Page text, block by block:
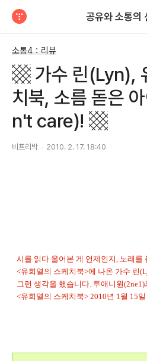
공유와 소통의
소통4：리뷰
▩ 가수 린(Lyn),
치북, 소름 돋은
n't care)! ▩
비프리박 2010. 2. 17. 18:40
시를 읽다 울어본 게 언제인지, 노래를
<유희열의 스케치북>에 나온 가수 린
그런 생각을 했습니다. 투애니원
<유희열의 스케치북> 2010년 1월 15